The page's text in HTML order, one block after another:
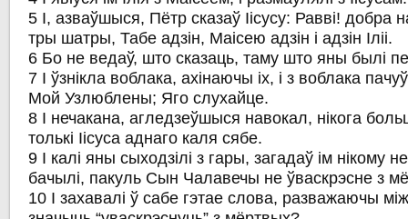
5 І, азваўшыся, Пётр сказаў Іісусу: Равві! добра
тры шатры, Табе адзін, Маісею адзін і адзін Іліі.
6 Бо не ведаў, што сказаць, таму што яны былі
7 І ўзнікла воблака, ахінаючы іх, і з воблака
Мой Узлюблены; Яго слухайце.
8 І нечакана, агледзеўшыся навокал, нікога
толькі Іісуса аднаго каля сябе.
9 І калі яны сыходзілі з гары, загадаў ім нікому
бачылі, пакуль Сын Чалавечы не ўваскрэсне з
10 І захавалі ў сабе гэтае слова, разважаючы